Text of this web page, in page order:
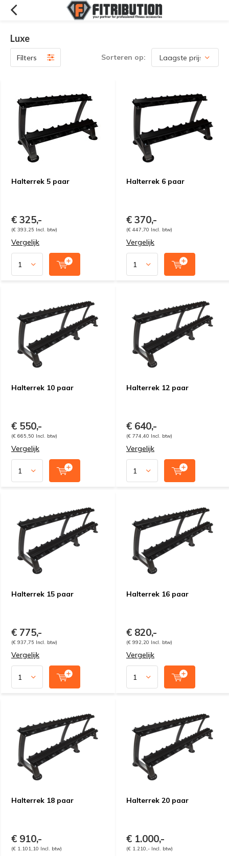
Luxe
Filters Sorteren op:
Halterrek 5 paar
€ 325,-
(€ 393,25 Incl. btw)
Vergelijk
Halterrek 6 paar
€ 370,-
(€ 447,70 Incl. btw)
Vergelijk
Halterrek 10 paar
€ 550,-
(€ 665,50 Incl. btw)
Vergelijk
Halterrek 12 paar
€ 640,-
(€ 774,40 Incl. btw)
Vergelijk
Halterrek 15 paar
€ 775,-
(€ 937,75 Incl. btw)
Vergelijk
Halterrek 16 paar
€ 820,-
(€ 992,20 Incl. btw)
Vergelijk
Halterrek 18 paar
€ 910,-
(€ 1.101,10 Incl. btw)
Halterrek 20 paar
€ 1.000,-
(€ 1.210,- Incl. btw)